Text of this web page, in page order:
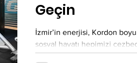
Geçin
İzmir’in enerjisi, Kordon
sosyal hayatı hepimizi
lezzetler (gevrek, boyoz,